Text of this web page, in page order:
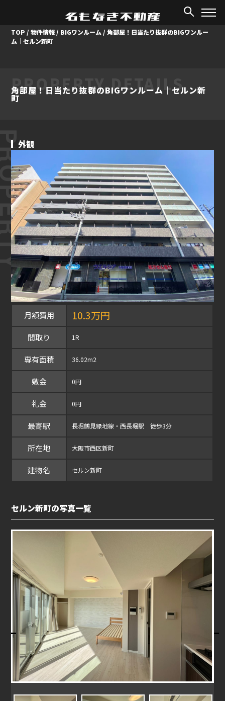
TOP /物件情報 / BIGワンルーム /角部屋！日当たり抜群のBIGワンルー
ム｜セルン新町
PROPERTY DETAILS
角部屋！日当たり抜群のBIGワンルーム｜セルン新
町
外観
月額費用 10.3万円
間取り 1R
専有面積 36.02m2
敷金 0円
礼金 0円
最寄駅 長堀鶴見緑地線・西長堀駅 徒歩3分
所在地 大阪市西区新町
建物名 セルン新町
セルン新町の写真一覧